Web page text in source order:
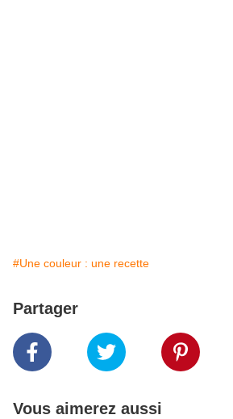
#Une couleur : une recette
Partager
Vous aimerez aussi